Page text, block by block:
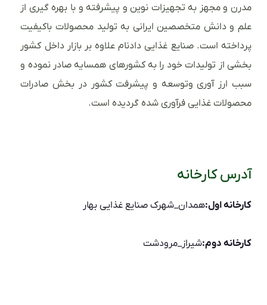
مدرن و مجهز به تجهیزات نوین و پیشرفته و با بهره گیری از
علم و دانش متخصصین ایرانی به تولید محصولات باکیفیت
پرداخته است. صنایع غذایی دادنام علاوه بر بازار داخل کشور
بخشی از تولیدات خود را به کشورهای همسایه صادر نموده و
سبب ارز آوری وتوسعه و پیشرفت کشور در بخش صادرات
محصولات غذایی فرآوری شده گردیده است.
آدرس کارخانه
کارخانه اول:همدان_شهرک صنایع غذایی بهار
کارخانه دوم:شیراز_مرودشت